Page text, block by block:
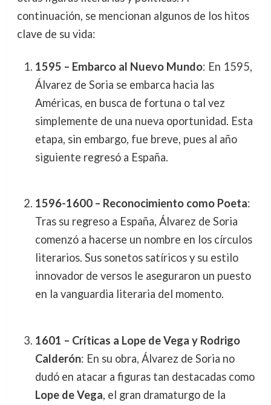
continuación, se mencionan algunos de los hitos
clave de su vida:
1595 – Embarco al Nuevo Mundo: En 1595,
Álvarez de Soria se embarca hacia las
Américas, en busca de fortuna o tal vez
simplemente de una nueva oportunidad. Esta
etapa, sin embargo, fue breve, pues al año
siguiente regresó a España.
1596-1600 – Reconocimiento como Poeta:
Tras su regreso a España, Álvarez de Soria
comenzó a hacerse un nombre en los círculos
literarios. Sus sonetos satíricos y su estilo
innovador de versos le aseguraron un puesto
en la vanguardia literaria del momento.
1601 – Críticas a Lope de Vega y Rodrigo
Calderón: En su obra, Álvarez de Soria no
dudó en atacar a figuras tan destacadas como
Lope de Vega, el gran dramaturgo de la